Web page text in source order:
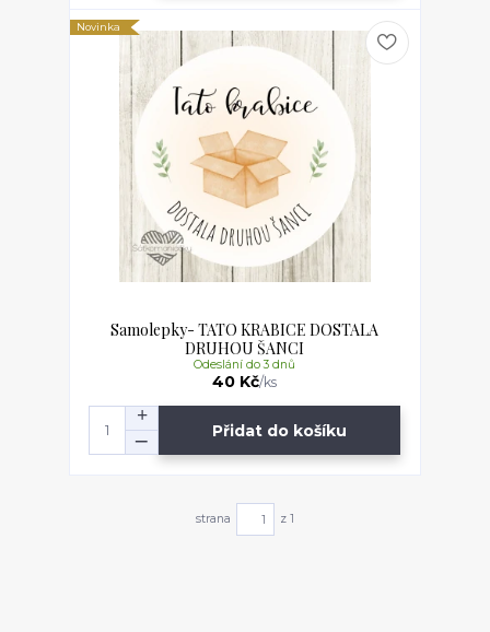
Novinka
Samolepky- TATO KRABICE DOSTALA
DRUHOU ŠANCI
40 Kč/ks
Odeslání do 3 dnů
Přidat do košíku
strana z 1